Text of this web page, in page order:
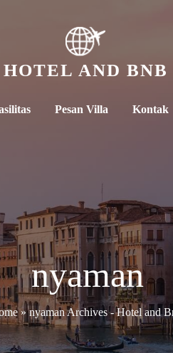
HOTEL AND BNB
Pesan Villa Kontak
nyaman
»nyaman Archives - Hotel and